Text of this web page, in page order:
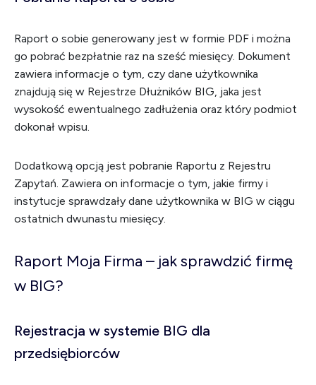
Raport o sobie generowany jest w formie PDF i można
go pobrać bezpłatnie raz na sześć miesięcy. Dokument
zawiera informacje o tym, czy dane użytkownika
znajdują się w Rejestrze Dłużników BIG, jaka jest
wysokość ewentualnego zadłużenia oraz który podmiot
dokonał wpisu.
Dodatkową opcją jest pobranie Raportu z Rejestru
Zapytań. Zawiera on informacje o tym, jakie firmy i
instytucje sprawdzały dane użytkownika w BIG w ciągu
ostatnich dwunastu miesięcy.
Raport Moja Firma – jak sprawdzić firmę
w BIG?
Rejestracja w systemie BIG dla
przedsiębiorców